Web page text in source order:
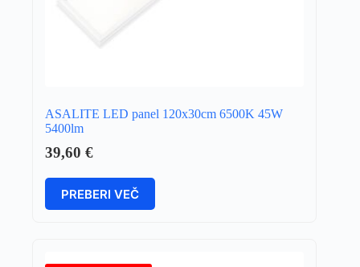
ASALITE LED panel 120x30cm 6500K 45W
5400lm
39,60 €
PREBERI VEČ